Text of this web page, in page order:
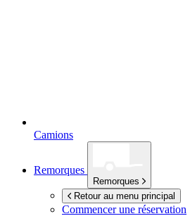
Camions
Remorques
Remorques
Retour au menu principal
Commencer une réservation